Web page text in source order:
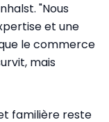
"Nous
et une
le commerce
mais
familière reste